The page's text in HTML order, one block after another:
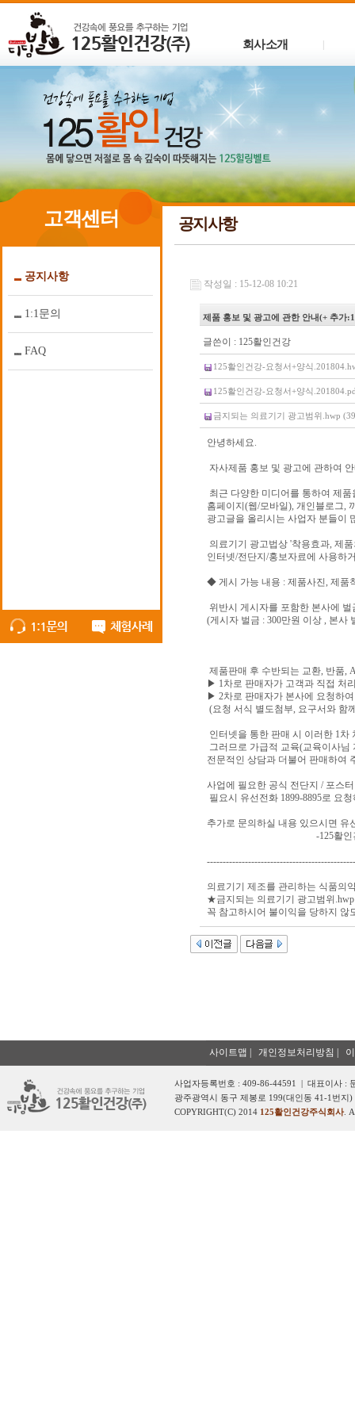
회사소개
고객센터
공지사항
1:1문의
FAQ
공지사항
작성일 : 15-12-08 10:21
제품 홍보 및 광고에 관한 안내(+ 추가
글쓴이 : 125활인건강
125활인건강-요청서+양식
125활인건강-요청서+양식
금지되는 의료기기 광고범위.hwp
안녕하세요.
자사제품 홍보 및 광고에 관하여
최근 다양한 미디어를 통하여 제품
홈페이지(웹/모바일), 개인블로그,
광고글을 올리시는 사업자 분들이
의료기기 광고법상 '착용효과, 제
인터넷/전단지/홍보자료에 사용하
◆ 게시 가능 내용 : 제품사진, 제품
위반시 게시자를 포함한 본사에
(게시자 벌금 : 300만원 이상 , 본사
제품판매 후 수반되는 교환, 반품,
▶ 1차로 판매자가 고객과 직접 처
▶ 2차로 판매자가 본사에 요청하
(요청 서식 별도첨부, 요구서와 함
인터넷을 통한 판매 시 이러한 1
그러므로 가급적 교육(교육이사
전문적인 상담과 더불어 판매하여
사업에 필요한 공식 전단지 / 포스
필요시 유선전화 1899-8895로 요
추가로 문의하실 내용 있으시면 유
-125활인건강(주) 경
의료기기 제조를 관리하는 식품의
★금지되는 의료기기 광고범위
꼭 참고하시어 불이익을 당하지 않
사이트맵 개인정보처리방침
사업자등록번호 : 409-86-44591 | 대표이사 :
광주광역시 동구 제봉로 199(대인동 41-1번지
COPYRIGHT(C) 2014 125활인건강주식회사.